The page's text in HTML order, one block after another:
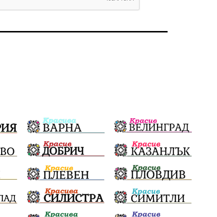
София Софийски общински съвет
катастрофа Любов
съвет Величие
Образование Борисов